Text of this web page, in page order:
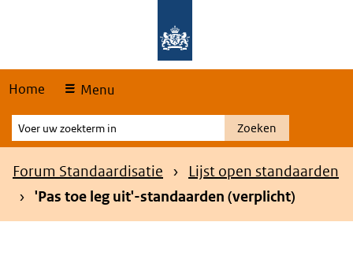
Home Menu
Voer
uw
zoekterm
Zoeken
Kruimelpad
Forum Standaardisatie
Lijst open standaarden
'Pas toe leg uit'-standaarden (verplicht)